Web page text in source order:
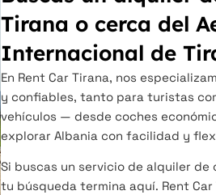
Tirana o cerca del
Internacional de
En Rent Car Tirana, nos
y confiables, tanto para turistas
vehículos — desde coches
explorar Albania con facilidad y
Si buscas un servicio de alquiler
tu búsqueda termina aquí. Rent